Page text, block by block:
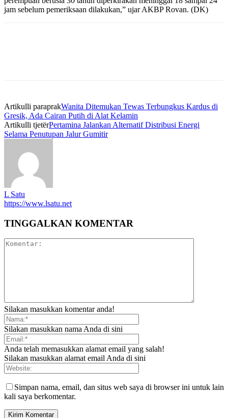
jam sebelum pemeriksaan dilakukan,” ujar AKBP Rovan. (DK)
Artikulli paraprakWanita Ditemukan Tewas Terbungkus Kardus di
Gresik, Ada Cairan Putih di Alat Kelamin
Artikulli tjetërPertamina Jalankan Alternatif Distribusi Energi
Selama Penutupan Jalur Gumitir
L Satu
https://www.lsatu.net
TINGGALKAN KOMENTAR
Silakan masukkan komentar anda!
Silakan masukkan nama Anda di sini
Anda telah memasukkan alamat email yang salah!
Silakan masukkan alamat email Anda di sini
Simpan nama, email, dan situs web saya di browser ini untuk lain
kali saya berkomentar.